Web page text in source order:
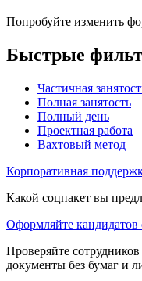
Попробуйте изменить
Быстрые
Частичная
Полная занятость
Полный день
Проектная работа
Вахтовый метод
Корпоративная
Какой соцпакет вы
Оформляйте кандидатов
Проверяйте
документы без бумаг и